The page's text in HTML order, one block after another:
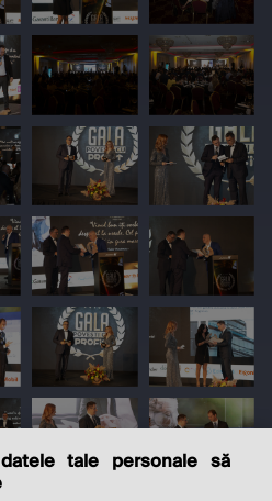
tale personale să